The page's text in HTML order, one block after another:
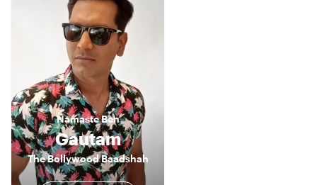
NamasteBen
Gautam
The Bollywood Baadshah